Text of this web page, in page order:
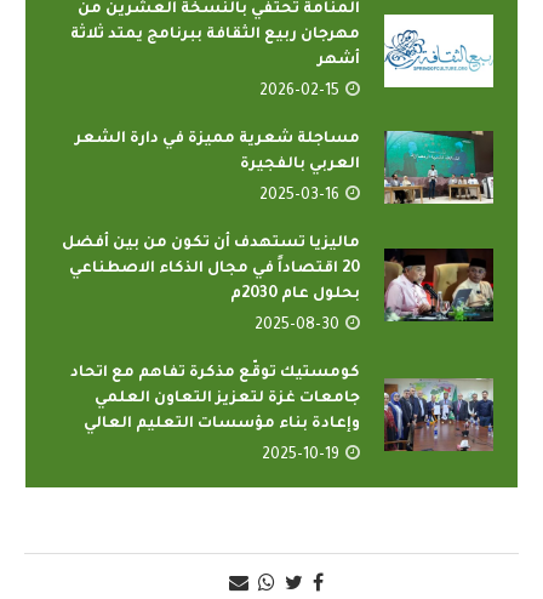
المنامة تحتفي بالنسخة العشرين من
مهرجان ربيع الثقافة ببرنامج يمتد ثلاثة
أشهر
2026-02-15
مساجلة شعرية مميزة في دارة الشعر
العربي بالفجيرة
2025-03-16
ماليزيا تستهدف أن تكون من بين أفضل
20 اقتصاداً في مجال الذكاء الاصطناعي
بحلول عام 2030م
2025-08-30
كومستيك توقّع مذكرة تفاهم مع اتحاد
جامعات غزة لتعزيز التعاون العلمي
وإعادة بناء مؤسسات التعليم العالي
2025-10-19